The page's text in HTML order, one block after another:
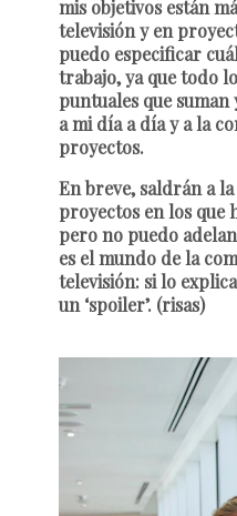
mis objetivos están
televisión y en
puedo especificar
trabajo, ya que todo
puntuales que
a mi día a día y a la
proyectos.
En breve, saldrán a
proyectos en los que
pero no puedo
es el mundo de la
televisión: si lo
un ‘spoiler’. (risas)